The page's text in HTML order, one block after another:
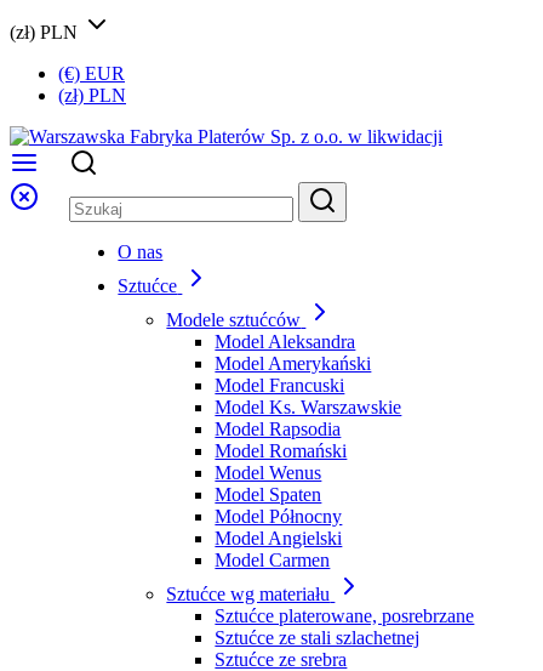
(zł) PLN
(€) EUR
(zł) PLN
O nas
Sztućce
Modele sztućców
Model Aleksandra
Model Amerykański
Model Francuski
Model Ks. Warszawskie
Model Rapsodia
Model Romański
Model Wenus
Model Spaten
Model Północny
Model Angielski
Model Carmen
Sztućce wg materiału
Sztućce platerowane, posrebrzane
Sztućce ze stali szlachetnej
Sztućce ze srebra